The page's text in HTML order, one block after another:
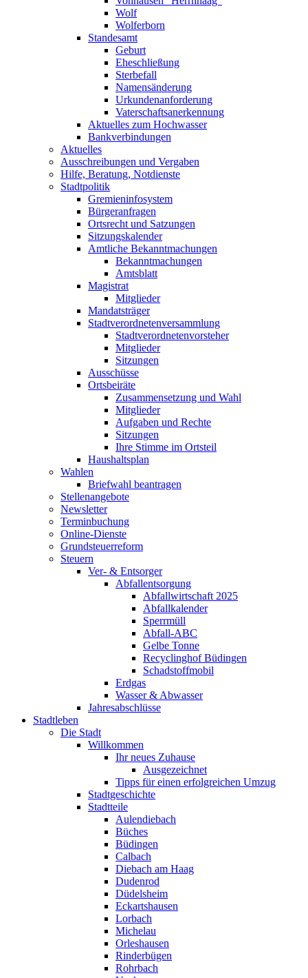
Wolf
Wolferborn
Standesamt
Geburt
Eheschließung
Sterbefall
Namensänderung
Urkundenanforderung
Vaterschaftsanerkennung
Aktuelles zum Hochwasser
Bankverbindungen
Aktuelles
Ausschreibungen und Vergaben
Hilfe, Beratung, Notdienste
Stadtpolitik
Gremieninfosystem
Bürgeranfragen
Ortsrecht und Satzungen
Sitzungskalender
Amtliche Bekanntmachungen
Bekanntmachungen
Amtsblatt
Magistrat
Mitglieder
Mandatsträger
Stadtverordnetenversammlung
Stadtverordnetenvorsteher
Mitglieder
Sitzungen
Ausschüsse
Ortsbeiräte
Zusammensetzung und Wahl
Mitglieder
Aufgaben und Rechte
Sitzungen
Ihre Stimme im Ortsteil
Haushaltsplan
Wahlen
Briefwahl beantragen
Stellenangebote
Newsletter
Terminbuchung
Online-Dienste
Grundsteuerreform
Steuern
Ver- & Entsorger
Abfallentsorgung
Abfallwirtschaft 2025
Abfallkalender
Sperrmüll
Abfall-ABC
Gelbe Tonne
Recyclinghof Büdingen
Schadstoffmobil
Erdgas
Wasser & Abwasser
Jahresabschlüsse
Stadtleben
Die Stadt
Willkommen
Ihr neues Zuhause
Ausgezeichnet
Tipps für einen erfolgreichen Umzug
Stadtgeschichte
Stadtteile
Aulendiebach
Büches
Büdingen
Calbach
Diebach am Haag
Dudenrod
Düdelsheim
Eckartshausen
Lorbach
Michelau
Orleshausen
Rinderbügen
Rohrbach